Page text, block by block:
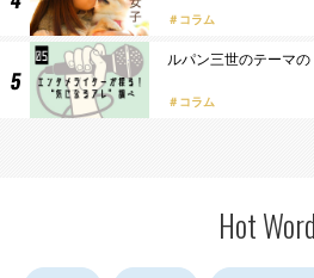
コラム
ルパン三世のテーマ
コラム
Hot Word